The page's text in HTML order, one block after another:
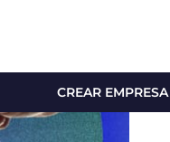
CREAR EMPRESA